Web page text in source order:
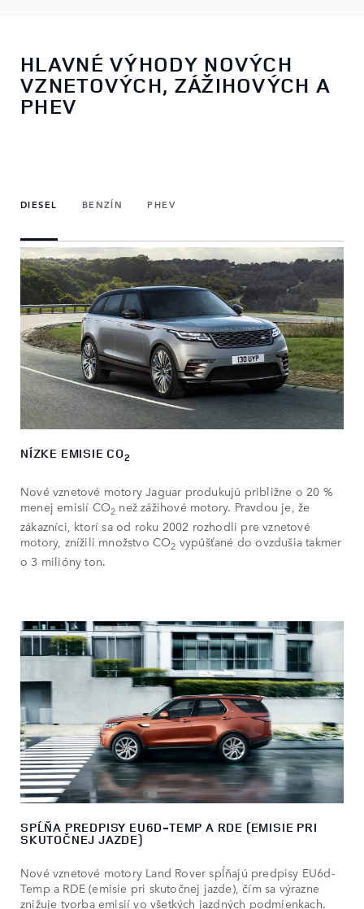
HLAVNÉ VÝHODY NOVÝCH
VZNETOVÝCH, ZÁŽIHOVÝCH A
PHEV
DIESEL BENZÍN PHEV
NÍZKE EMISIE CO2
Nové vznetové motory Jaguar produkujú približne o 20 %
menej emisií CO2 než zážihové motory. Pravdou je, že
zákazníci, ktorí sa od roku 2002 rozhodli pre vznetové
motory, znížili množstvo CO2 vypúšťané do ovzdušia takmer
o 3 milióny ton.
SPĹŇA PREDPISY EU6D-TEMP A RDE (EMISIE PRI
SKUTOČNEJ JAZDE)
Nové vznetové motory Land Rover spĺňajú predpisy EU6d-
Temp a RDE (emisie pri skutočnej jazde), čím sa výrazne
znižuje tvorba emisií vo všetkých jazdných podmienkach.